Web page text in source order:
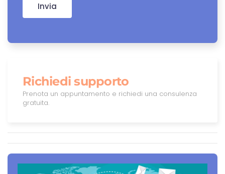
Invia
Richiedi supporto
Prenota un appuntamento e richiedi una consulenza
gratuita.